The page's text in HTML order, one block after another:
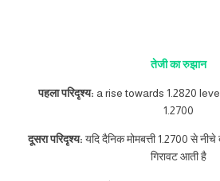
तेजी का रुझान
पहला परिदृश्य: a rise towards 1.2820
1.2700
दूसरा परिदृश्य: यदि दैनिक मोमबत्ती 1.2700 से
गिरावट आती है